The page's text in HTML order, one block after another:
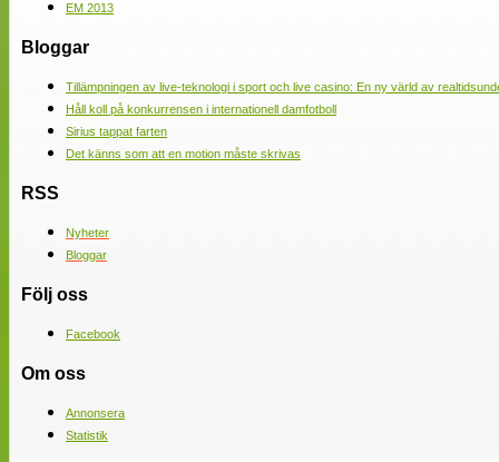
EM 2013
Bloggar
Tillämpningen av live-teknologi i sport och live casino: En ny värld av
Håll koll på konkurrensen i internationell damfotboll
Sirius tappat farten
Det känns som att en motion måste skrivas
RSS
Nyheter
Bloggar
Följ oss
Facebook
Om oss
Annonsera
Statistik